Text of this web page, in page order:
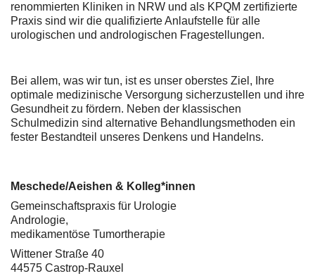
renommierten Kliniken in NRW und als KPQM zertifizierte
Praxis sind wir die qualifizierte Anlaufstelle für alle
urologischen und andrologischen Fragestellungen.
Bei allem, was wir tun, ist es unser oberstes Ziel, Ihre
optimale medizinische Versorgung sicherzustellen und ihre
Gesundheit zu fördern. Neben der klassischen
Schulmedizin sind alternative Behandlungsmethoden ein
fester Bestandteil unseres Denkens und Handelns.
Meschede/Aeishen & Kolleg*innen
Gemeinschaftspraxis für Urologie
Andrologie,
medikamentöse Tumortherapie
Wittener Straße 40
44575 Castrop-Rauxel